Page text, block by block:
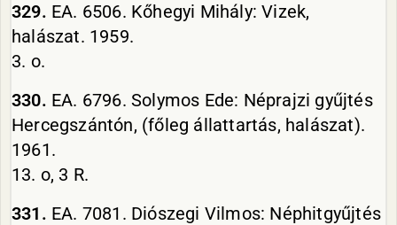
329. EA. 6506. Kőhegyi Mihály: Vizek,
halászat. 1959.
3. o.
330. EA. 6796. Solymos Ede: Néprajzi gyűjtés
Hercegszántón, (főleg állattartás, halászat).
1961.
13. o, 3 R.
331. EA. 7081. Diószegi Vilmos: Néphitgyűjtés